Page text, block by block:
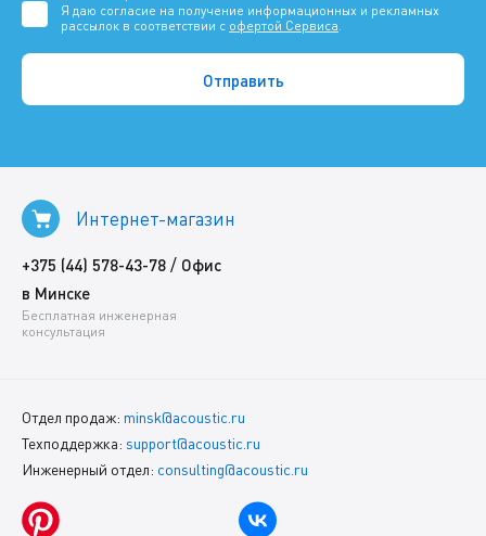
Я даю согласие на получение информационных и рекламных
рассылок в соответствии с офертой Сервиса.
Интернет-магазин
+375 (44) 578-43-78 / Офис
в Минске
Бесплатная инженерная
консультация
Отдел продаж: minsk@acoustic.ru
Техподдержка: support@acoustic.ru
Инженерный отдел: consulting@acoustic.ru